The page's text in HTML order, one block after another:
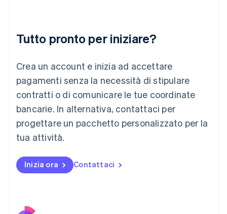
Tutto pronto per iniziare?
Crea un account e inizia ad accettare
pagamenti senza la necessità di stipulare
contratti o di comunicare le tue coordinate
bancarie. In alternativa, contattaci per
progettare un pacchetto personalizzato per la
tua attività.
Inizia ora Contattaci
Lettonia
English
DeutschEnglish
Lituania
Français DeutschEnglish
Malaysia
English 简体中文
Malta
Messico
EspañolEnglish